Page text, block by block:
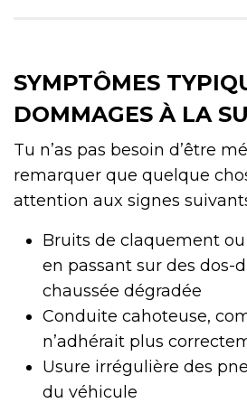
SYMPTÔMES
DOMMAGES À LA
Tu n’as pas besoin d’être
remarquer que quelque
attention aux signes
Bruits de claquement
en passant sur des dos-
chaussée dégradée
Conduite cahoteuse,
n’adhérait plus
Usure irrégulière des
du véhicule